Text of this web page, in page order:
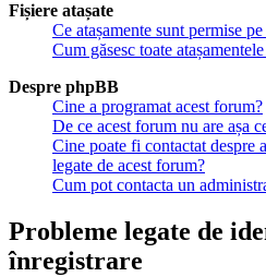
Fișiere atașate
Ce atașamente sunt permise
Cum găsesc toate
Despre phpBB
Cine a programat acest forum?
De ce acest forum nu are așa
Cine poate fi contactat despre
legate de acest forum?
Cum pot contacta un
Probleme legate de
înregistrare